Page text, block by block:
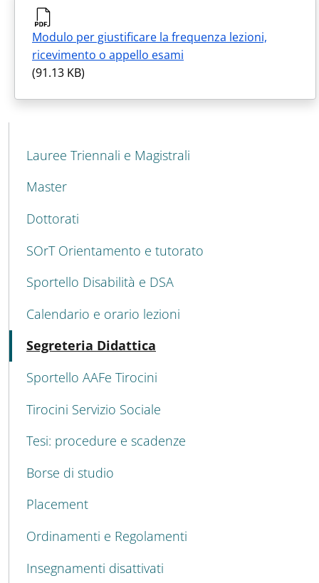
Modulo per giustificare la frequenza lezioni,
ricevimento o appello esami
(91.13 KB)
MAIN NAVIGATION
Lauree Triennali e Magistrali
Master
Dottorati
SOrT Orientamento e tutorato
Sportello Disabilità e DSA
Calendario e orario lezioni
Segreteria Didattica
Sportello AAFe Tirocini
Tirocini Servizio Sociale
Tesi: procedure e scadenze
Borse di studio
Placement
Ordinamenti e Regolamenti
Insegnamenti disattivati